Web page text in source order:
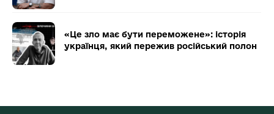
«Це зло має бути переможене»: історія
українця, який пережив російський полон